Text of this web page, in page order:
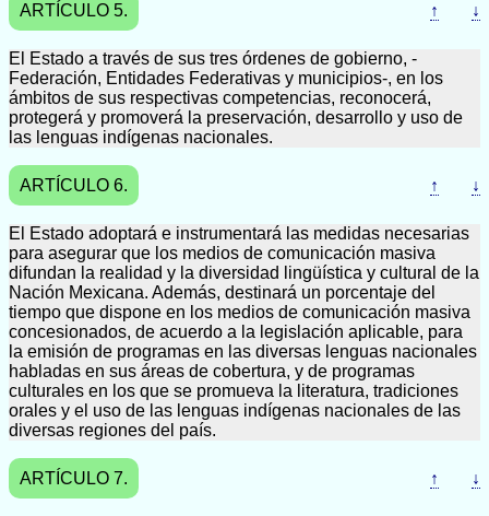
ARTÍCULO 5. ↑ ↓
El Estado a través de sus tres órdenes de gobierno, -
Federación, Entidades Federativas y municipios-, en los
ámbitos de sus respectivas competencias, reconocerá,
protegerá y promoverá la preservación, desarrollo y uso de
las lenguas indígenas nacionales.
ARTÍCULO 6. ↑ ↓
El Estado adoptará e instrumentará las medidas necesarias
para asegurar que los medios de comunicación masiva
difundan la realidad y la diversidad lingüística y cultural de la
Nación Mexicana. Además, destinará un porcentaje del
tiempo que dispone en los medios de comunicación masiva
concesionados, de acuerdo a la legislación aplicable, para
la emisión de programas en las diversas lenguas nacionales
habladas en sus áreas de cobertura, y de programas
culturales en los que se promueva la literatura, tradiciones
orales y el uso de las lenguas indígenas nacionales de las
diversas regiones del país.
ARTÍCULO 7. ↑ ↓